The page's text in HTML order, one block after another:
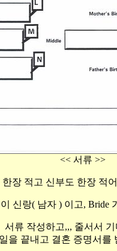
<< 서류 >>
장 적고 신부도 한장 적
신랑( 남자 ) 이고, Bride
서류 작성하고,,, 줄서서
을 끝내고 결혼 증명서를